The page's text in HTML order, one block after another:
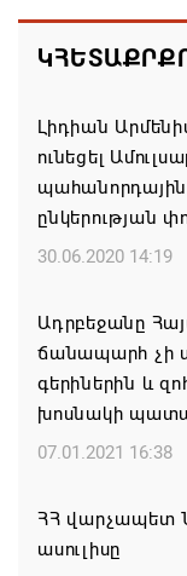
Գարեգին Բ-ի և
դատավորն
Թուրքիան,
ռազմական
համաձայնագիր
07.08.2026 16:43
Հայ
հեռացնելու
07.08.2026 16:39
Կաթողիկոսի և
07.08.2026 16:34
Լիդիան
ունեցել
պահանորդային
ընկերության
30.06.2020 14:19
Ադրբեջանը
ճանապարհ չի
գերիներին և
խոսնակի
07.01.2021 16:38
ՀՀ վարչապետ
ասուլիսը